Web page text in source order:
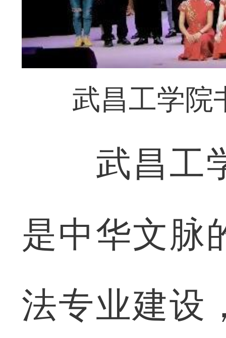
武昌工学院
武昌工学
是中华文脉
法专业建设